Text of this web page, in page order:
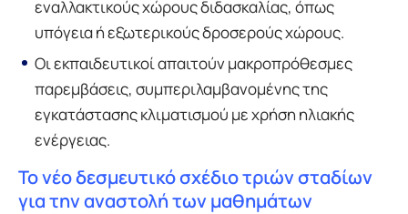
εναλλακτικούς χώρους διδασκαλίας, όπως
υπόγεια ή εξωτερικούς δροσερούς χώρους.
Οι εκπαιδευτικοί απαιτούν μακροπρόθεσμες
παρεμβάσεις, συμπεριλαμβανομένης της
εγκατάστασης κλιματισμού με χρήση ηλιακής
ενέργειας.
Το νέο δεσμευτικό σχέδιο τριών σταδίων
για την αναστολή των μαθημάτων